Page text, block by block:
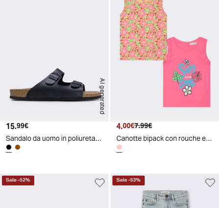
AI generated
Prezzo attuale
15.99€
Sandalo da uomo in poliuretano con fasce - Nero
Prezzo attuale
4.00€ Prezzo originale
7.99€
Canotte bipack con rouche e stampe - Rosa
Sale-52% Sale-53%